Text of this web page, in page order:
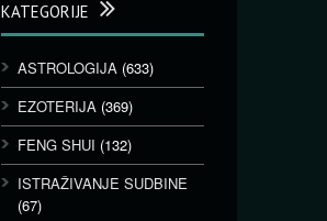
KATEGORIJE
ASTROLOGIJA (633)
EZOTERIJA (369)
FENG SHUI (132)
ISTRAŽIVANJE SUDBINE
(67)